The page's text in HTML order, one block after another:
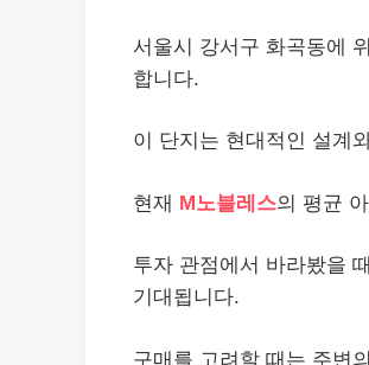
서울시 강서구 화곡동에
합니다.
이 단지는 현대적인 설계
현재 M노블레스의 평균
투자 관점에서 바라봤을
기대됩니다.
구매를 고려할 때는 주변의